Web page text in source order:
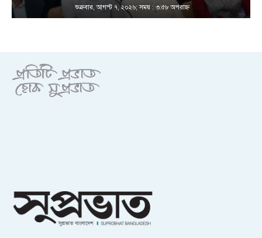
শুক্রবার, আগস্ট ৭, ২০২৬; সময় : ৩:৫৮ অপরাহ্ণ